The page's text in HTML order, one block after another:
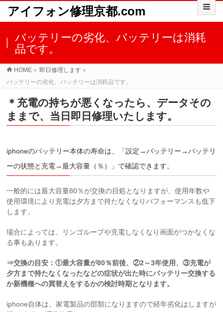
アイフォン修理京都.com
バッテリーの劣化、バッテリーは消耗
品です。
HOME » 即日修理します »
バッテリーの劣化、バッテリーは消耗品です。
＊充電の持ちが悪くなったら、データその
ままで、当日即日修理いたします。
iphoneのバッテリー本体の寿命は、「設定→バッテリー→バッテリ
ーの状態と充電→最大容量（％）」で確認できます。
一般的には最大容量80％が交換の目処となりますが、使用年数や
使用環境により充電は夕方まで持たなくなりパフォーマンスも低下
します。
場合によっては、リンゴループや充電しなくなり画面がつかなくな
る事もあります。
⇒交換の目安：①最大容量が80％前後、②2～3年使用、③充電が
夕方まで持たなくなったなどの症状が出た時にバッテリー交換する
か新機種への買替えをするかの検討時期となります。
iphone自体は、家電製品の部類になりますので経年劣化はしますが